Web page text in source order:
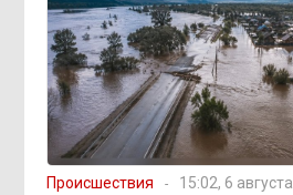
Происшествия 15:02, 6 августа